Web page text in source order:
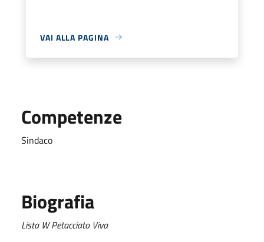
VAI ALLA PAGINA
Competenze
Sindaco
Biografia
Lista W Petacciato Viva